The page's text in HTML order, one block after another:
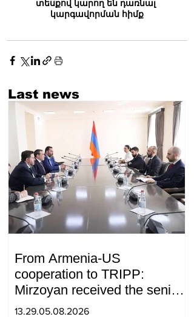
տեսքով կարող են դառնալ
կարգավորման հիմք
Last news
From Armenia-US
cooperation to TRIPP:
Mirzoyan received the senior
advisor to the US special
13.29.05.08.2026